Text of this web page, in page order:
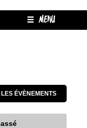
MENU
ÉVÈNEMENTS